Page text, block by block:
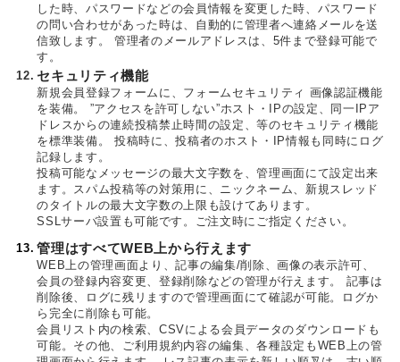
した時、パスワードなどの会員情報を変更した時、パスワード
の問い合わせがあった時は、自動的に管理者へ連絡メールを送
信致します。 管理者のメールアドレスは、5件まで登録可能で
す。
12. セキュリティ機能
新規会員登録フォームに、フォームセキュリティ 画像認証機能
を装備。 ”アクセスを許可しない”ホスト・IPの設定、同一IPア
ドレスからの連続投稿禁止時間の設定、等のセキュリティ機能
を標準装備。 投稿時に、投稿者のホスト・IP情報も同時にログ
記録します。
投稿可能なメッセージの最大文字数を、管理画面にて設定出来
ます。スパム投稿等の対策用に、ニックネーム、新規スレッド
のタイトルの最大文字数の上限も設けてあります。
SSLサーバ設置も可能です。ご注文時にご指定ください。
13. 管理はすべてWEB上から行えます
WEB上の管理画面より、記事の編集/削除、画像の表示許可、
会員の登録内容変更、登録削除などの管理が行えます。 記事は
削除後、ログに残リますので管理画面にて確認が可能。ログか
ら完全に削除も可能。
会員リスト内の検索、CSVによる会員データのダウンロードも
可能。その他、ご利用規約内容の編集、各種設定もWEB上の管